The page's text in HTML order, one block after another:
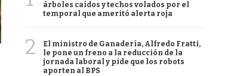
árboles caídos y techos volados por el
temporal que ameritó alerta roja
2
El ministro de Ganadería, Alfredo Fratti,
le pone un freno a la reducción de la
jornada laboral y pide que los robots
aporten al BPS